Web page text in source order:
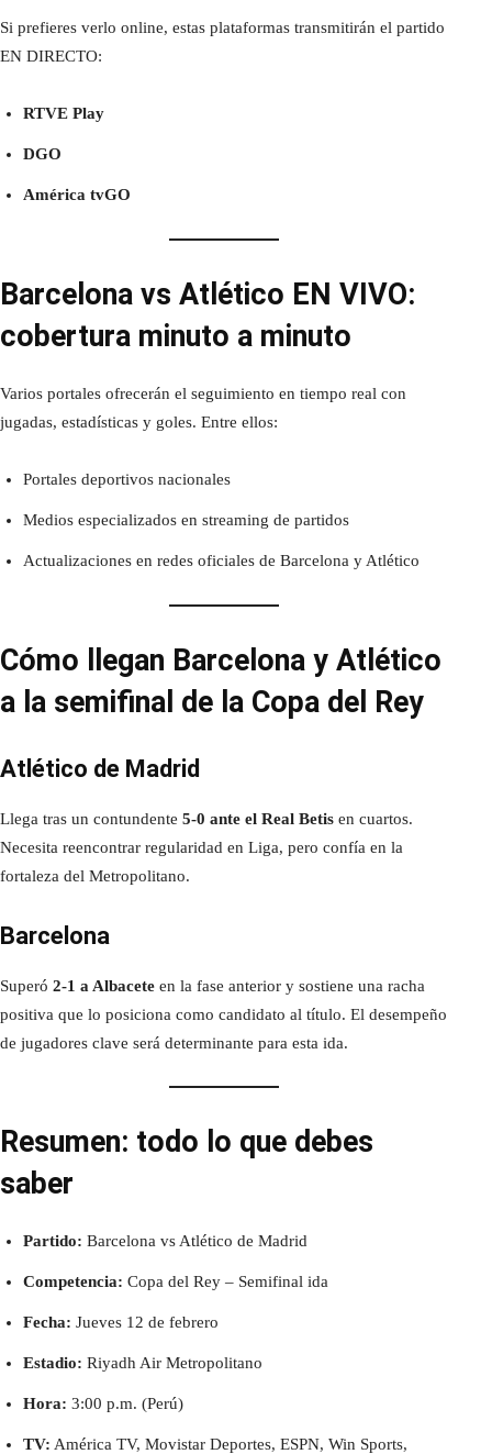
Si prefieres verlo online, estas plataformas transmitirán el partido
EN DIRECTO:
RTVE Play
DGO
América tvGO
Barcelona vs Atlético EN VIVO:
cobertura minuto a minuto
Varios portales ofrecerán el seguimiento en tiempo real con
jugadas, estadísticas y goles. Entre ellos:
Portales deportivos nacionales
Medios especializados en streaming de partidos
Actualizaciones en redes oficiales de Barcelona y Atlético
Cómo llegan Barcelona y Atlético
a la semifinal de la Copa del Rey
Atlético de Madrid
Llega tras un contundente 5-0 ante el Real Betis en cuartos.
Necesita reencontrar regularidad en Liga, pero confía en la
fortaleza del Metropolitano.
Barcelona
Superó 2-1 a Albacete en la fase anterior y sostiene una racha
positiva que lo posiciona como candidato al título. El desempeño
de jugadores clave será determinante para esta ida.
Resumen: todo lo que debes
saber
Partido: Barcelona vs Atlético de Madrid
Competencia: Copa del Rey – Semifinal ida
Fecha: Jueves 12 de febrero
Estadio: Riyadh Air Metropolitano
Hora: 3:00 p.m. (Perú)
TV: América TV, Movistar Deportes, ESPN, Win Sports,